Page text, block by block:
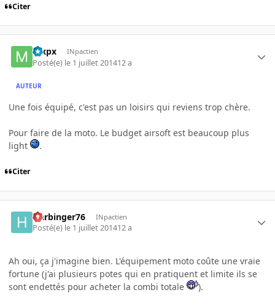
Citer
mxpx INpactien
Posté(e) le 1 juillet 201412 a
AUTEUR
Une fois équipé, c'est pas un loisirs qui reviens trop chère.
Pour faire de la moto. Le budget airsoft est beaucoup plus
light
.
Citer
Harbinger76 INpactien
Posté(e) le 1 juillet 201412 a
Ah oui, ça j'imagine bien. L'équipement moto coûte une vraie
fortune (j'ai plusieurs potes qui en pratiquent et limite ils se
sont endettés pour acheter la combi totale
).